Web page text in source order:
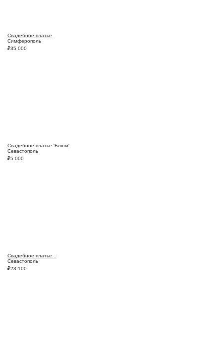
Свадебное платье
Симферополь
₽35 000
Свадебное платье 'Блюм'
Севастополь
₽5 000
Свадебное платье...
Севастополь
₽23 100